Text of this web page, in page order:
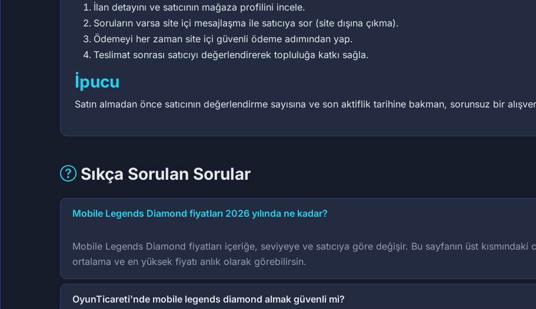
İlan detayını ve satıcının mağaza profilini incele.
Soruların varsa site içi mesajlaşma ile satıcıya sor (site dışına çıkma).
Ödemeyi her zaman site içi güvenli ödeme adımından yap.
Teslimat sonrası satıcıyı değerlendirerek topluluğa katkı sağla.
İpucu
Satın almadan önce satıcının değerlendirme sayısına ve son aktiflik tarihine bakman, sorunsuz bir
Sıkça Sorulan Sorular
Mobile Legends Diamond fiyatları 2026 yılında ne kadar?
Mobile Legends Diamond fiyatları içeriğe, seviyeye ve satıcıya göre değişir. Bu sayfanın üst kısmındaki
ortalama ve en yüksek fiyatı anlık olarak görebilirsin.
OyunTicareti'nde mobile legends diamond almak güvenli mi?